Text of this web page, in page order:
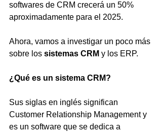
softwares de CRM crecerá un 50%
aproximadamente para el 2025.
Ahora, vamos a investigar un poco más
sobre los sistemas CRM y los ERP.
¿Qué es un sistema CRM?
Sus siglas en inglés significan
Customer Relationship Management y
es un software que se dedica a